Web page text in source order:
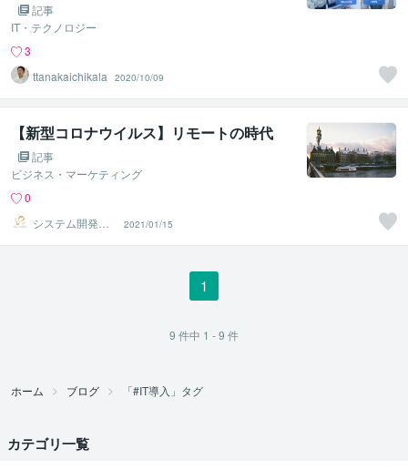
記事
IT・テクノロジー
3
ttanakaichikala
2020/10/09
【新型コロナウイルス】リモートの時代
記事
ビジネス・マーケティング
0
システム開発グ
ループTEE FOR
CE
2021/01/15
1
9 件中 1 - 9 件
ホーム ブログ 「#IT導入」タグ
カテゴリ一覧